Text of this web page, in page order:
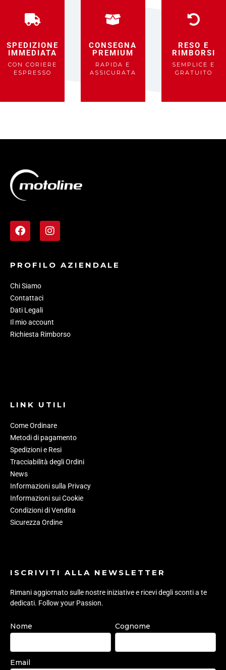
SPEDIZIONE
IMMEDIATA
CON CORIERE
ESPRESSO
CONSEGNA
PREMIUM
RAPIDA E
ASSICURATA
RESO E
RIMBORSI
SEMPLICE E
GRATUITO
PROFILO AZIENDALE
Chi Siamo
Contattaci
Dati Legali
Il mio account
Richiesta Rimborso
LINK UTILI
Come Ordinare
Metodi di pagamento
Spedizioni e Resi
Tracciabilità degli Ordini
News
Informazioni sulla Privacy
Informazioni sui Cookie
Condizioni di Vendita
Sicurezza Ordine
ISCRIVITI ALLA NEWSLETTER
Rimani aggiornato sulle nostre iniziative e ricevi degli sconti a te
dedicati. Follow your Passion.
Nome Cognome
Email